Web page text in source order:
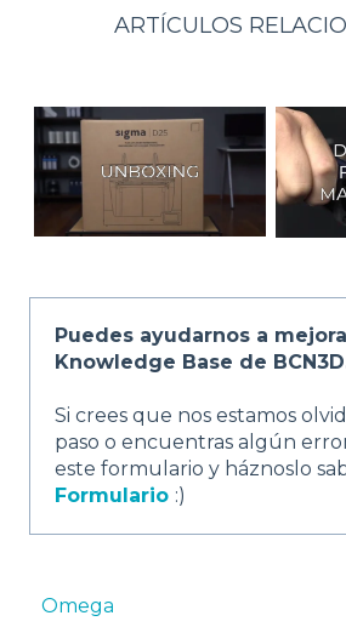
ARTÍCULOS
Puedes ayudarnos a
Knowledge Base de
Si crees que nos estamos
paso o encuentras algún
este formulario y háznoslo
Formulario :)
Omega